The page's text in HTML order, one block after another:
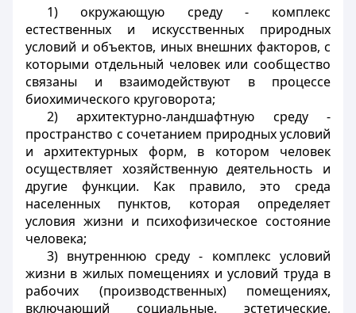
1) окружающую среду - комплекс
естественных и искусственных природных
условий и объектов, иных внешних факторов, с
которыми отдельный человек или сообщество
связаны и взаимодействуют в процессе
биохимического круговорота;
2) архитектурно-ландшафтную среду -
пространство с сочетанием природных условий
и архитектурных форм, в котором человек
осуществляет хозяйственную деятельность и
другие функции. Как правило, это среда
населенных пунктов, которая определяет
условия жизни и психофизическое состояние
человека;
3) внутреннюю среду - комплекс условий
жизни в жилых помещениях и условий труда в
рабочих (производственных) помещениях,
включающий социальные, эстетические,